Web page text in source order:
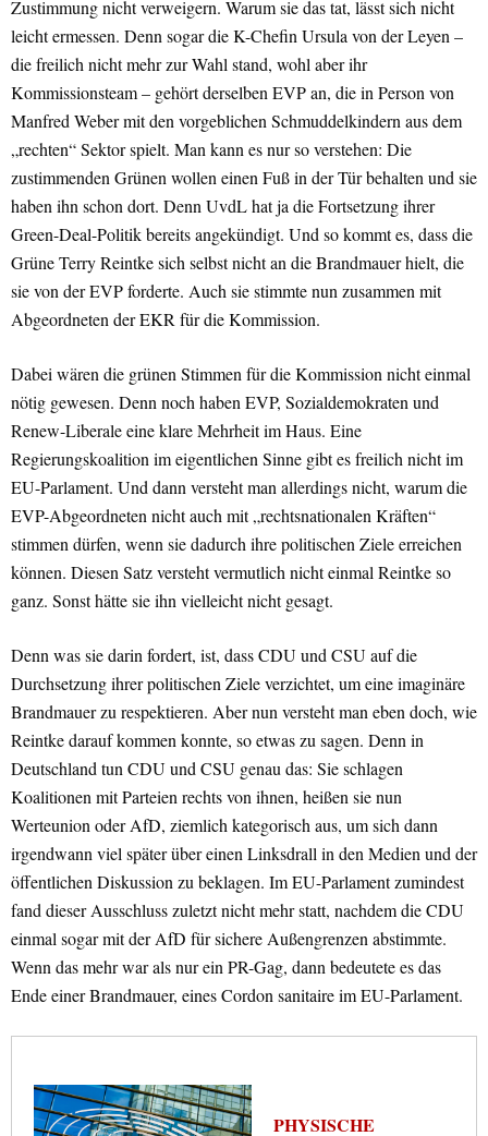
Zustimmung nicht verweigern. Warum sie das tat, lässt sich nicht
leicht ermessen. Denn sogar die K-Chefin Ursula von der Leyen –
die freilich nicht mehr zur Wahl stand, wohl aber ihr
Kommissionsteam – gehört derselben EVP an, die in Person von
Manfred Weber mit den vorgeblichen Schmuddelkindern aus dem
„rechten“ Sektor spielt. Man kann es nur so verstehen: Die
zustimmenden Grünen wollen einen Fuß in der Tür behalten und sie
haben ihn schon dort. Denn UvdL hat ja die Fortsetzung ihrer
Green-Deal-Politik bereits angekündigt. Und so kommt es, dass die
Grüne Terry Reintke sich selbst nicht an die Brandmauer hielt, die
sie von der EVP forderte. Auch sie stimmte nun zusammen mit
Abgeordneten der EKR für die Kommission.
Dabei wären die grünen Stimmen für die Kommission nicht einmal
nötig gewesen. Denn noch haben EVP, Sozialdemokraten und
Renew-Liberale eine klare Mehrheit im Haus. Eine
Regierungskoalition im eigentlichen Sinne gibt es freilich nicht im
EU-Parlament. Und dann versteht man allerdings nicht, warum die
EVP-Abgeordneten nicht auch mit „rechtsnationalen Kräften“
stimmen dürfen, wenn sie dadurch ihre politischen Ziele erreichen
können. Diesen Satz versteht vermutlich nicht einmal Reintke so
ganz. Sonst hätte sie ihn vielleicht nicht gesagt.
Denn was sie darin fordert, ist, dass CDU und CSU auf die
Durchsetzung ihrer politischen Ziele verzichtet, um eine imaginäre
Brandmauer zu respektieren. Aber nun versteht man eben doch, wie
Reintke darauf kommen konnte, so etwas zu sagen. Denn in
Deutschland tun CDU und CSU genau das: Sie schlagen
Koalitionen mit Parteien rechts von ihnen, heißen sie nun
Werteunion oder AfD, ziemlich kategorisch aus, um sich dann
irgendwann viel später über einen Linksdrall in den Medien und der
öffentlichen Diskussion zu beklagen. Im EU-Parlament zumindest
fand dieser Ausschluss zuletzt nicht mehr statt, nachdem die CDU
einmal sogar mit der AfD für sichere Außengrenzen abstimmte.
Wenn das mehr war als nur ein PR-Gag, dann bedeutete es das
Ende einer Brandmauer, eines Cordon sanitaire im EU-Parlament.
PHYSISCHE